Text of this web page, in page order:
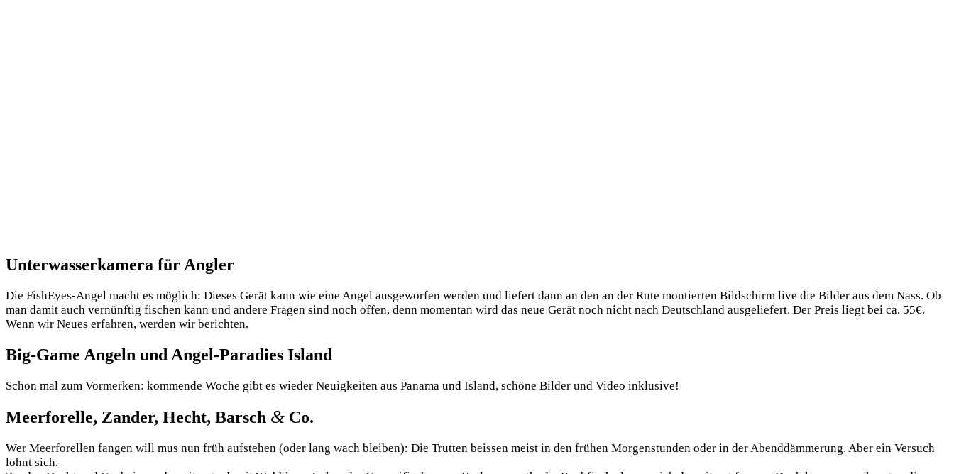
Unterwasserkamera für Angler
Die FishE­yes-Angel macht es mög­lich: Die­ses Gerät kann wie eine Angel aus­ge­wor­fen wer­den und lie­fert dann an den an der Rute mon­tier­ten Bild­schirm live die Bil­der aus dem Nass. Ob
man damit auch ver­nünf­tig fischen kann und ande­re Fra­gen sind noch offen, denn momen­tan wird das neue Gerät noch nicht nach Deutsch­land aus­ge­lie­fert. Der Preis liegt bei ca. 55€.
Wenn wir Neu­es erfah­ren, wer­den wir berichten.
Big-Game Angeln und Angel-Paradies Island
Schon mal zum Vor­mer­ken: kom­men­de Woche gibt es wie­der Neu­ig­kei­ten aus Pana­ma und Island, schö­ne Bil­der und Video inklusive!
Meerforelle, Zander, Hecht, Barsch & Co.
Wer Meer­fo­rel­len fan­gen will mus nun früh auf­ste­hen (oder lang wach blei­ben): Die Trut­ten beis­sen meist in den frü­hen Mor­gen­stun­den oder in der Abend­däm­me­rung. Aber ein Ver­such
lohnt sich.